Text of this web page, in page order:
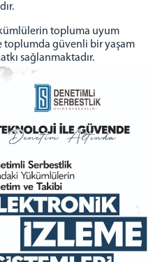
topluma uyum
toplumda güvenli bir yaşam
sağlanmaktadır.